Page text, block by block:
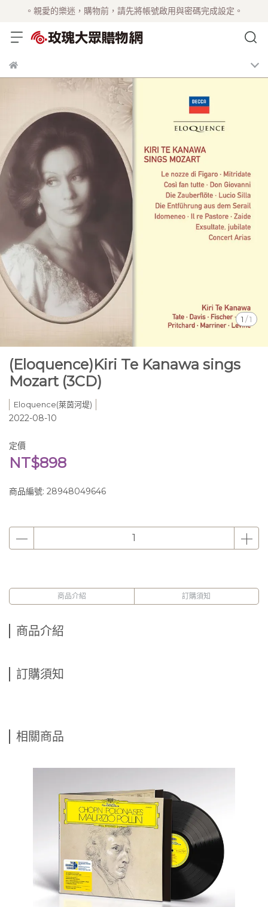
。親愛的樂迷，購物前，請先將帳號啟用與密碼完成設定。
1 /1
(Eloquence)Kiri Te Kanawa sings
Mozart (3CD)
Eloquence(萊茵河堤)
2022-08-10
定價
NT$898
商品編號: 28948049646
商品介紹 訂購須知
商品介紹
訂購須知
相關商品